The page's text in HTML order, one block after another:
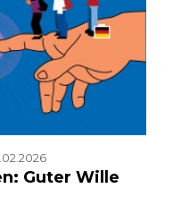
Guter Wille